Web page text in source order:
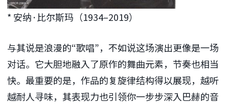
* 安纳·比尔斯玛（1934–2019）
与其说是浪漫的“歌唱”，不如说这场演出更像是一场
对话。它大胆地融入了原作的舞曲元素，节奏也相当
快。最重要的是，作品的复旋律结构得以展现，越听
越耐人寻味，其表现力也引领你一步步深入巴赫的音